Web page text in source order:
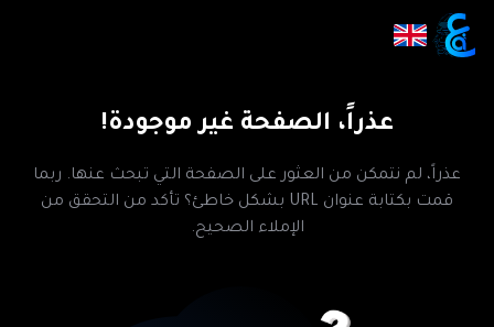
عذراً، الصفحة غير موجودة!
عذراً، لم نتمكن من العثور على الصفحة التي تبحث عنها. ربما
قمت بكتابة عنوان URL بشكل خاطئ؟ تأكد من التحقق من
الإملاء الصحيح.